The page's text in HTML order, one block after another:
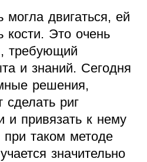
двигаться, ей
кости. Это очень
требующий
и знаний. Сегодня
решения,
сделать риг
и привязать к нему
таком методе
значительно